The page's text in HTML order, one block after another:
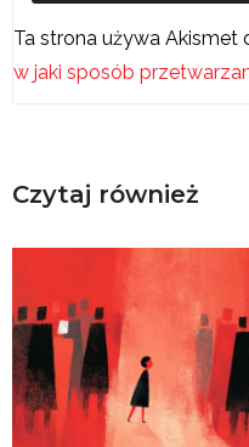
Ta strona używa Akismet
w jaki sposób
Czytaj również